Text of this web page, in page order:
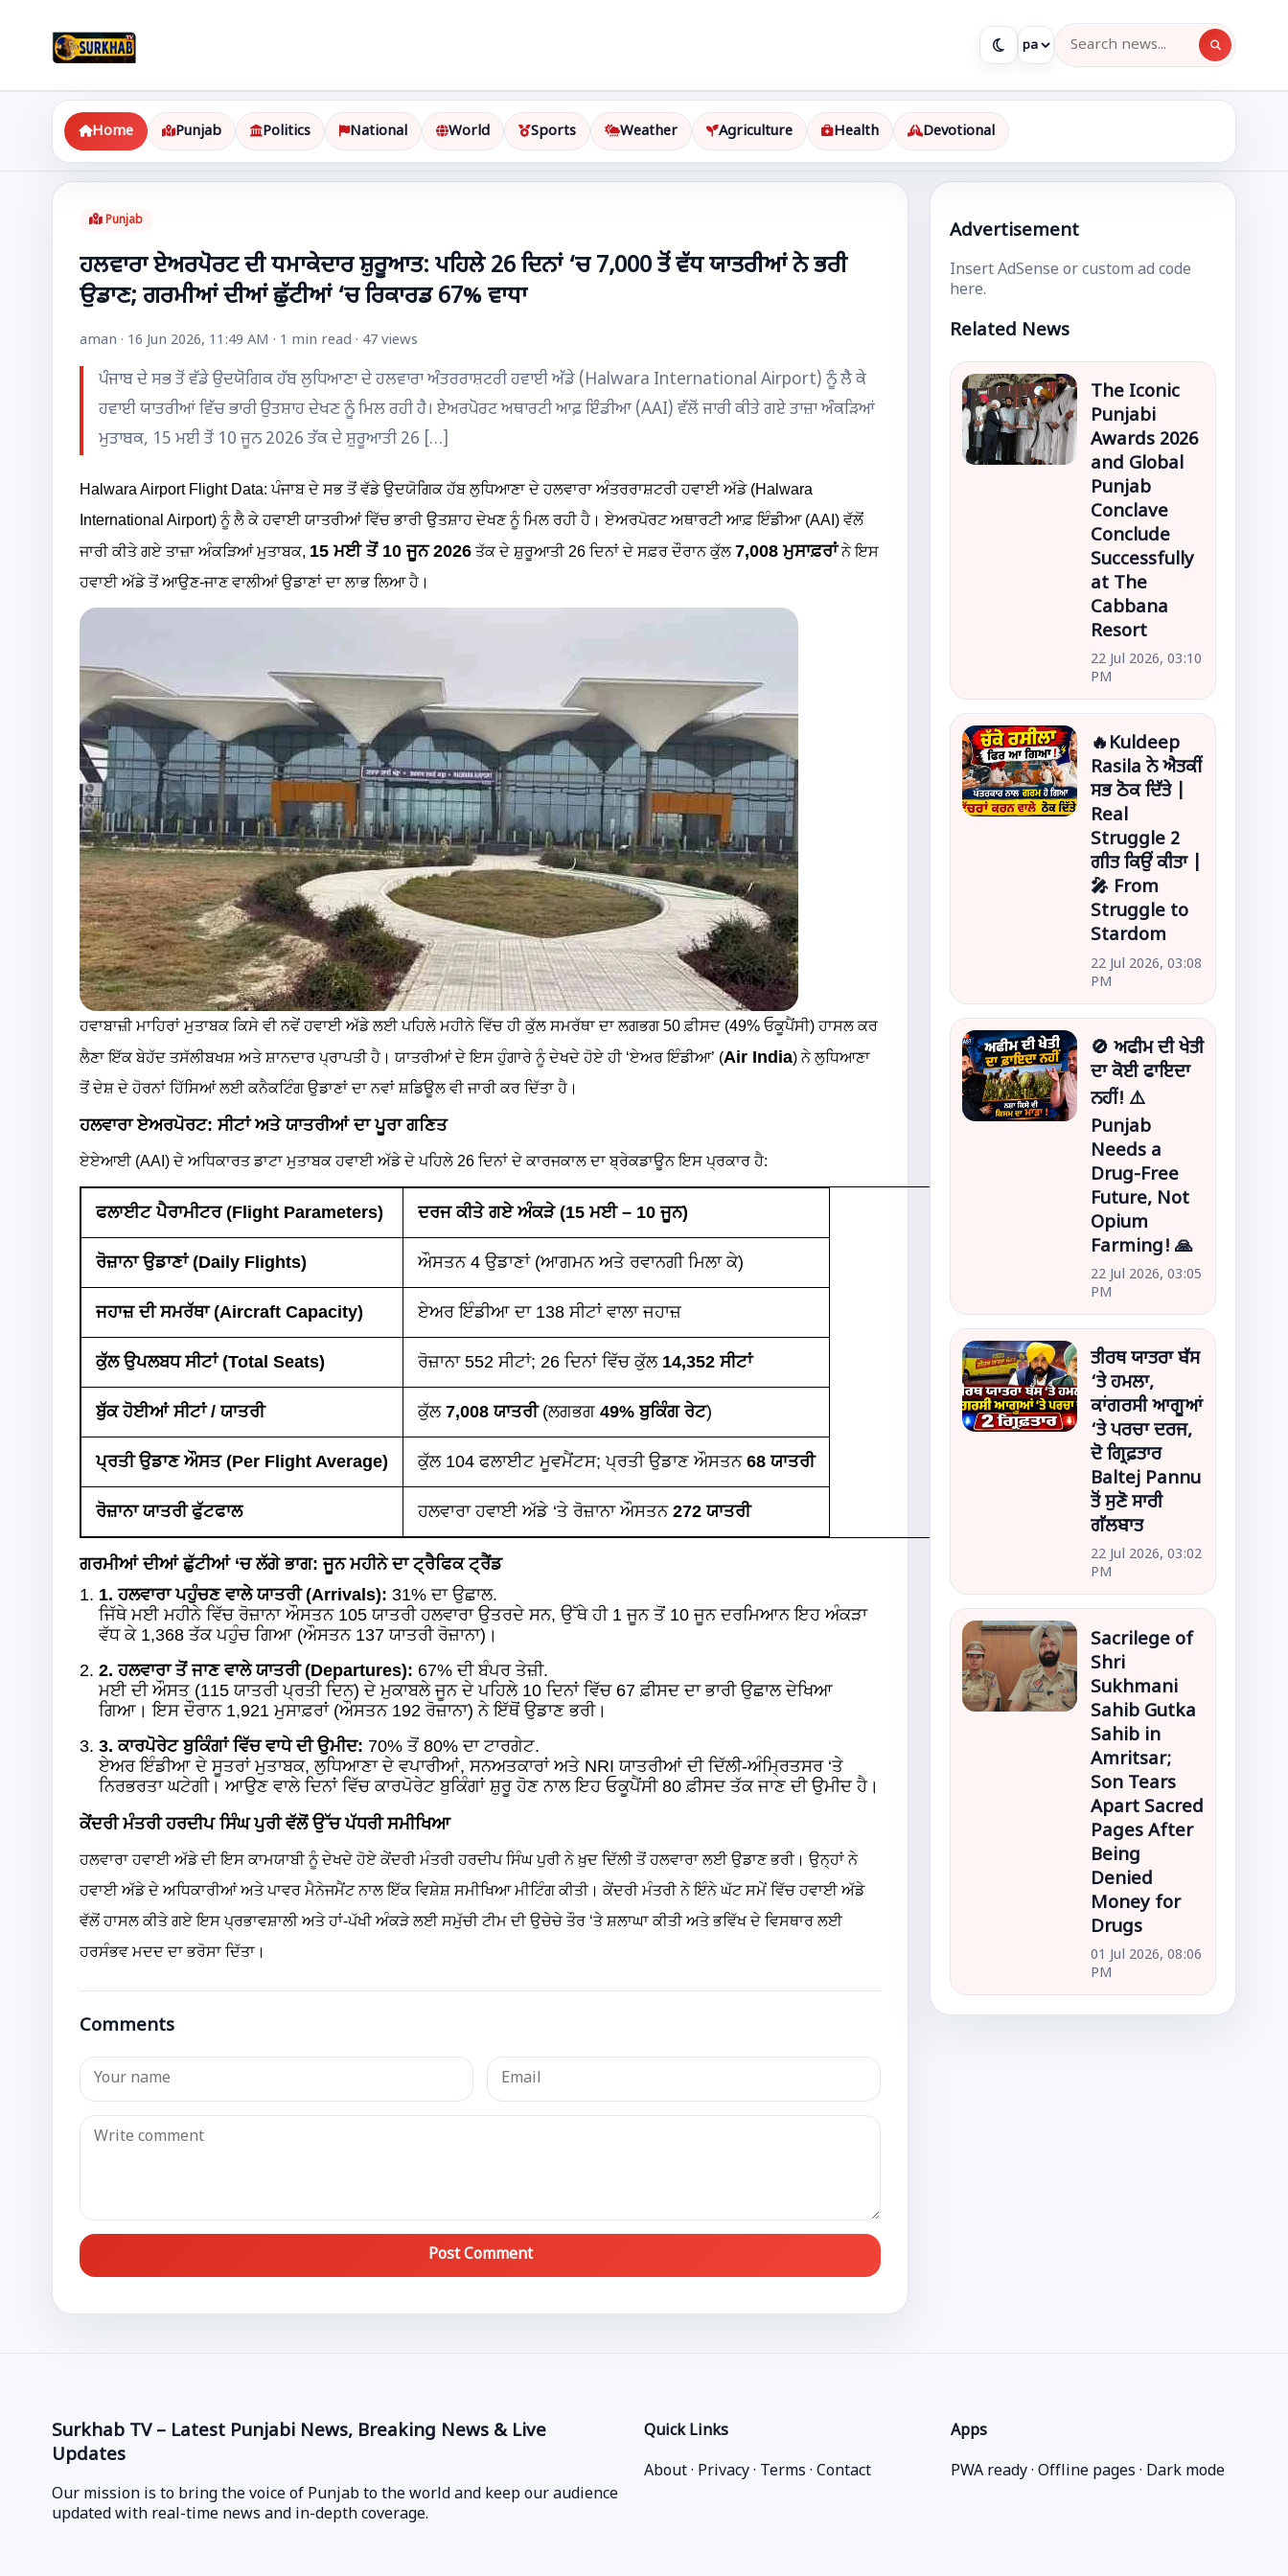
Home Punjab Politics National World Sports Weather Agriculture Health Devotional
Punjab
ਹਲਵਾਰਾ ਏਅਰਪੋਰਟ ਦੀ ਧਮਾਕੇਦਾਰ ਸ਼ੁਰੂਆਤ: ਪਹਿਲੇ 26 ਦਿਨਾਂ ‘ਚ 7,000 ਤੋਂ ਵੱਧ ਯਾਤਰੀਆਂ ਨੇ ਭਰੀ
ਉਡਾਣ; ਗਰਮੀਆਂ ਦੀਆਂ ਛੁੱਟੀਆਂ ‘ਚ ਰਿਕਾਰਡ 67% ਵਾਧਾ
aman · 16 Jun 2026, 11:49 AM · 1 min read · 47 views
ਪੰਜਾਬ ਦੇ ਸਭ ਤੋਂ ਵੱਡੇ ਉਦਯੋਗਿਕ ਹੱਬ ਲੁਧਿਆਣਾ ਦੇ ਹਲਵਾਰਾ ਅੰਤਰਰਾਸ਼ਟਰੀ ਹਵਾਈ ਅੱਡੇ (Halwara International Airport) ਨੂੰ ਲੈ ਕੇ
ਹਵਾਈ ਯਾਤਰੀਆਂ ਵਿੱਚ ਭਾਰੀ ਉਤਸ਼ਾਹ ਦੇਖਣ ਨੂੰ ਮਿਲ ਰਹੀ ਹੈ। ਏਅਰਪੋਰਟ ਅਥਾਰਟੀ ਆਫ਼ ਇੰਡੀਆ (AAI) ਵੱਲੋਂ ਜਾਰੀ ਕੀਤੇ ਗਏ ਤਾਜ਼ਾ ਅੰਕੜਿਆਂ
ਮੁਤਾਬਕ, 15 ਮਈ ਤੋਂ 10 ਜੂਨ 2026 ਤੱਕ ਦੇ ਸ਼ੁਰੂਆਤੀ 26 […]
Halwara Airport Flight Data: ਪੰਜਾਬ ਦੇ ਸਭ ਤੋਂ ਵੱਡੇ ਉਦਯੋਗਿਕ ਹੱਬ ਲੁਧਿਆਣਾ ਦੇ ਹਲਵਾਰਾ ਅੰਤਰਰਾਸ਼ਟਰੀ ਹਵਾਈ ਅੱਡੇ (Halwara
International Airport) ਨੂੰ ਲੈ ਕੇ ਹਵਾਈ ਯਾਤਰੀਆਂ ਵਿੱਚ ਭਾਰੀ ਉਤਸ਼ਾਹ ਦੇਖਣ ਨੂੰ ਮਿਲ ਰਹੀ ਹੈ। ਏਅਰਪੋਰਟ ਅਥਾਰਟੀ ਆਫ਼ ਇੰਡੀਆ (AAI) ਵੱਲੋਂ
ਜਾਰੀ ਕੀਤੇ ਗਏ ਤਾਜ਼ਾ ਅੰਕੜਿਆਂ ਮੁਤਾਬਕ, 15 ਮਈ ਤੋਂ 10 ਜੂਨ 2026ਤੱਕ ਦੇ ਸ਼ੁਰੂਆਤੀ 26 ਦਿਨਾਂ ਦੇ ਸਫ਼ਰ ਦੌਰਾਨ ਕੁੱਲ 7,008 ਮੁਸਾਫ਼ਰਾਂਨੇ ਇਸ
ਹਵਾਈ ਅੱਡੇ ਤੋਂ ਆਉਣ-ਜਾਣ ਵਾਲੀਆਂ ਉਡਾਣਾਂ ਦਾ ਲਾਭ ਲਿਆ ਹੈ।
ਹਵਾਬਾਜ਼ੀ ਮਾਹਿਰਾਂ ਮੁਤਾਬਕ ਕਿਸੇ ਵੀ ਨਵੇਂ ਹਵਾਈ ਅੱਡੇ ਲਈ ਪਹਿਲੇ ਮਹੀਨੇ ਵਿੱਚ ਹੀ ਕੁੱਲ ਸਮਰੱਥਾ ਦਾ ਲਗਭਗ 50 ਫ਼ੀਸਦ (49% ਓਕੂਪੈਂਸੀ) ਹਾਸਲ ਕਰ
ਲੈਣਾ ਇੱਕ ਬੇਹੱਦ ਤਸੱਲੀਬਖਸ਼ ਅਤੇ ਸ਼ਾਨਦਾਰ ਪ੍ਰਾਪਤੀ ਹੈ। ਯਾਤਰੀਆਂ ਦੇ ਇਸ ਹੁੰਗਾਰੇ ਨੂੰ ਦੇਖਦੇ ਹੋਏ ਹੀ ‘ਏਅਰ ਇੰਡੀਆ’ (Air India) ਨੇ ਲੁਧਿਆਣਾ
ਤੋਂ ਦੇਸ਼ ਦੇ ਹੋਰਨਾਂ ਹਿੱਸਿਆਂ ਲਈ ਕਨੈਕਟਿੰਗ ਉਡਾਣਾਂ ਦਾ ਨਵਾਂ ਸ਼ਡਿਊਲ ਵੀ ਜਾਰੀ ਕਰ ਦਿੱਤਾ ਹੈ।
ਹਲਵਾਰਾ ਏਅਰਪੋਰਟ: ਸੀਟਾਂ ਅਤੇ ਯਾਤਰੀਆਂ ਦਾ ਪੂਰਾ ਗਣਿਤ
ਏਏਆਈ (AAI) ਦੇ ਅਧਿਕਾਰਤ ਡਾਟਾ ਮੁਤਾਬਕ ਹਵਾਈ ਅੱਡੇ ਦੇ ਪਹਿਲੇ 26 ਦਿਨਾਂ ਦੇ ਕਾਰਜਕਾਲ ਦਾ ਬ੍ਰੇਕਡਾਊਨ ਇਸ ਪ੍ਰਕਾਰ ਹੈ:
ਫਲਾਈਟ ਪੈਰਾਮੀਟਰ (Flight Parameters) ਦਰਜ ਕੀਤੇ ਗਏ ਅੰਕੜੇ (15 ਮਈ – 10 ਜੂਨ)
ਰੋਜ਼ਾਨਾ ਉਡਾਣਾਂ (Daily Flights) ਔਸਤਨ 4 ਉਡਾਣਾਂ (ਆਗਮਨ ਅਤੇ ਰਵਾਨਗੀ ਮਿਲਾ ਕੇ)
ਜਹਾਜ਼ ਦੀ ਸਮਰੱਥਾ (Aircraft Capacity) ਏਅਰ ਇੰਡੀਆ ਦਾ 138 ਸੀਟਾਂ ਵਾਲਾ ਜਹਾਜ਼
ਕੁੱਲ ਉਪਲਬਧ ਸੀਟਾਂ (Total Seats) ਰੋਜ਼ਾਨਾ 552 ਸੀਟਾਂ; 26 ਦਿਨਾਂ ਵਿੱਚ ਕੁੱਲ 14,352 ਸੀਟਾਂ
ਬੁੱਕ ਹੋਈਆਂ ਸੀਟਾਂ / ਯਾਤਰੀ ਕੁੱਲ 7,008 ਯਾਤਰੀ(ਲਗਭਗ 49% ਬੁਕਿੰਗ ਰੇਟ)
ਪ੍ਰਤੀ ਉਡਾਣ ਔਸਤ (Per Flight Average) ਕੁੱਲ 104 ਫਲਾਈਟ ਮੂਵਮੈਂਟਸ; ਪ੍ਰਤੀ ਉਡਾਣ ਔਸਤਨ 68 ਯਾਤਰੀ
ਰੋਜ਼ਾਨਾ ਯਾਤਰੀ ਫੁੱਟਫਾਲ ਹਲਵਾਰਾ ਹਵਾਈ ਅੱਡੇ ‘ਤੇ ਰੋਜ਼ਾਨਾ ਔਸਤਨ 272 ਯਾਤਰੀ
ਗਰਮੀਆਂ ਦੀਆਂ ਛੁੱਟੀਆਂ ‘ਚ ਲੱਗੇ ਭਾਗ: ਜੂਨ ਮਹੀਨੇ ਦਾ ਟ੍ਰੈਫਿਕ ਟ੍ਰੈਂਡ
1. ਹਲਵਾਰਾ ਪਹੁੰਚਣ ਵਾਲੇ ਯਾਤਰੀ (Arrivals): 31% ਦਾ ਉਛਾਲ.
ਜਿੱਥੇ ਮਈ ਮਹੀਨੇ ਵਿੱਚ ਰੋਜ਼ਾਨਾ ਔਸਤਨ 105 ਯਾਤਰੀ ਹਲਵਾਰਾ ਉਤਰਦੇ ਸਨ, ਉੱਥੇ ਹੀ 1 ਜੂਨ ਤੋਂ 10 ਜੂਨ ਦਰਮਿਆਨ ਇਹ ਅੰਕੜਾ
ਵੱਧ ਕੇ 1,368 ਤੱਕ ਪਹੁੰਚ ਗਿਆ (ਔਸਤਨ 137 ਯਾਤਰੀ ਰੋਜ਼ਾਨਾ)।
2. ਹਲਵਾਰਾ ਤੋਂ ਜਾਣ ਵਾਲੇ ਯਾਤਰੀ (Departures): 67% ਦੀ ਬੰਪਰ ਤੇਜ਼ੀ.
ਮਈ ਦੀ ਔਸਤ (115 ਯਾਤਰੀ ਪ੍ਰਤੀ ਦਿਨ) ਦੇ ਮੁਕਾਬਲੇ ਜੂਨ ਦੇ ਪਹਿਲੇ 10 ਦਿਨਾਂ ਵਿੱਚ 67 ਫ਼ੀਸਦ ਦਾ ਭਾਰੀ ਉਛਾਲ ਦੇਖਿਆ
ਗਿਆ। ਇਸ ਦੌਰਾਨ 1,921 ਮੁਸਾਫ਼ਰਾਂ (ਔਸਤਨ 192 ਰੋਜ਼ਾਨਾ) ਨੇ ਇੱਥੋਂ ਉਡਾਣ ਭਰੀ।
3. ਕਾਰਪੋਰੇਟ ਬੁਕਿੰਗਾਂ ਵਿੱਚ ਵਾਧੇ ਦੀ ਉਮੀਦ: 70% ਤੋਂ 80% ਦਾ ਟਾਰਗੇਟ.
ਏਅਰ ਇੰਡੀਆ ਦੇ ਸੂਤਰਾਂ ਮੁਤਾਬਕ, ਲੁਧਿਆਣਾ ਦੇ ਵਪਾਰੀਆਂ, ਸਨਅਤਕਾਰਾਂ ਅਤੇ NRI ਯਾਤਰੀਆਂ ਦੀ ਦਿੱਲੀ-ਅੰਮ੍ਰਿਤਸਰ ‘ਤੇ
ਨਿਰਭਰਤਾ ਘਟੇਗੀ। ਆਉਣ ਵਾਲੇ ਦਿਨਾਂ ਵਿੱਚ ਕਾਰਪੋਰੇਟ ਬੁਕਿੰਗਾਂ ਸ਼ੁਰੂ ਹੋਣ ਨਾਲ ਇਹ ਓਕੂਪੈਂਸੀ 80 ਫ਼ੀਸਦ ਤੱਕ ਜਾਣ ਦੀ ਉਮੀਦ ਹੈ।
ਕੇਂਦਰੀ ਮੰਤਰੀ ਹਰਦੀਪ ਸਿੰਘ ਪੁਰੀ ਵੱਲੋਂ ਉੱਚ ਪੱਧਰੀ ਸਮੀਖਿਆ
ਹਲਵਾਰਾ ਹਵਾਈ ਅੱਡੇ ਦੀ ਇਸ ਕਾਮਯਾਬੀ ਨੂੰ ਦੇਖਦੇ ਹੋਏ ਕੇਂਦਰੀ ਮੰਤਰੀ ਹਰਦੀਪ ਸਿੰਘ ਪੁਰੀ ਨੇ ਖ਼ੁਦ ਦਿੱਲੀ ਤੋਂ ਹਲਵਾਰਾ ਲਈ ਉਡਾਣ ਭਰੀ। ਉਨ੍ਹਾਂ ਨੇ
ਹਵਾਈ ਅੱਡੇ ਦੇ ਅਧਿਕਾਰੀਆਂ ਅਤੇ ਪਾਵਰ ਮੈਨੇਜਮੈਂਟ ਨਾਲ ਇੱਕ ਵਿਸ਼ੇਸ਼ ਸਮੀਖਿਆ ਮੀਟਿੰਗ ਕੀਤੀ। ਕੇਂਦਰੀ ਮੰਤਰੀ ਨੇ ਇੰਨੇ ਘੱਟ ਸਮੇਂ ਵਿੱਚ ਹਵਾਈ ਅੱਡੇ
ਵੱਲੋਂ ਹਾਸਲ ਕੀਤੇ ਗਏ ਇਸ ਪ੍ਰਭਾਵਸ਼ਾਲੀ ਅਤੇ ਹਾਂ-ਪੱਖੀ ਅੰਕੜੇ ਲਈ ਸਮੁੱਚੀ ਟੀਮ ਦੀ ਉਚੇਚੇ ਤੌਰ ‘ਤੇ ਸ਼ਲਾਘਾ ਕੀਤੀ ਅਤੇ ਭਵਿੱਖ ਦੇ ਵਿਸਥਾਰ ਲਈ
ਹਰਸੰਭਵ ਮਦਦ ਦਾ ਭਰੋਸਾ ਦਿੱਤਾ।
Comments
Post Comment
Advertisement
Insert AdSense or custom ad code
here.
Related News
The Iconic
Punjabi
Awards 2026
and Global
Punjab
Conclave
Conclude
Successfully
at The
Cabbana
Resort
22 Jul 2026, 03:10
PM
🔥Kuldeep
Rasila ਨੇ ਐਤਕੀਂ
ਸਭ ਠੋਕ ਦਿੱਤੇ |
Real
Struggle 2
ਗੀਤ ਕਿਉਂ ਕੀਤਾ |
🎤 From
Struggle to
Stardom
22 Jul 2026, 03:08
PM
🚫 ਅਫੀਮ ਦੀ ਖੇਤੀ
ਦਾ ਕੋਈ ਫਾਇਦਾ
ਨਹੀਂ! ⚠️
Punjab
Needs a
Drug-Free
Future, Not
Opium
Farming! 🙏
22 Jul 2026, 03:05
PM
ਤੀਰਥ ਯਾਤਰਾ ਬੱਸ
‘ਤੇ ਹਮਲਾ,
ਕਾਂਗਰਸੀ ਆਗੂਆਂ
‘ਤੇ ਪਰਚਾ ਦਰਜ,
ਦੋ ਗ੍ਰਿਫ਼ਤਾਰ
Baltej Pannu
ਤੋਂ ਸੁਣੋ ਸਾਰੀ
ਗੱਲਬਾਤ
22 Jul 2026, 03:02
PM
Sacrilege of
Shri
Sukhmani
Sahib Gutka
Sahib in
Amritsar;
Son Tears
Apart Sacred
Pages After
Being
Denied
Money for
Drugs
01 Jul 2026, 08:06
PM
Surkhab TV – Latest Punjabi News, Breaking News & Live
Updates
Our mission is to bring the voice of Punjab to the world and keep our audience
updated with real-time news and in-depth coverage.
Quick Links
About· Privacy· Terms · Contact
Apps
PWA ready · Offline pages · Dark mode